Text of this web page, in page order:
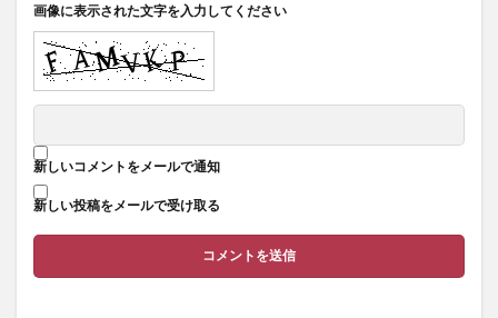
画像に表示された文字を入力してください
新しいコメントをメールで通知
新しい投稿をメールで受け取る